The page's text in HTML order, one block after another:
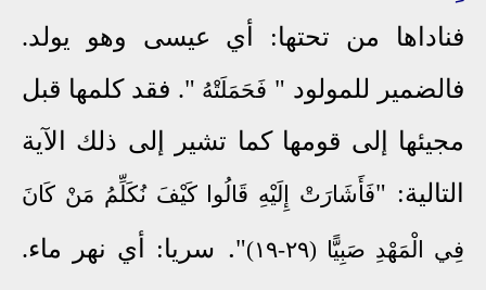
فناداها من تحتها: أي عيسى وهو يولد.
فالضمير للمولود " فَحَمَلَتْهُ ". فقد كلمها قبل
مجيئها إلى قومها كما تشير إلى ذلك الآية
التالية: "فَأَشَارَتْ إِلَيْهِ قَالُوا كَيْفَ نُكَلِّمُ مَنْ كَانَ
فِي الْمَهْدِ صَبِيًّا (٢٩-١٩) "
. سريا: أي نهر ماء.